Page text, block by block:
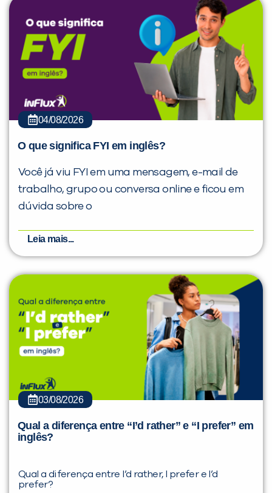
04/08/2026
O que significa FYI em inglês?
Você já viu FYI em uma mensagem, e-mail de
trabalho, grupo ou conversa online e ficou em
dúvida sobre o
Leia mais...
03/08/2026
Qual a diferença entre “I’d rather” e “I prefer” em
inglês?
Qual a diferença entre I’d rather, I prefer e I’d
prefer?